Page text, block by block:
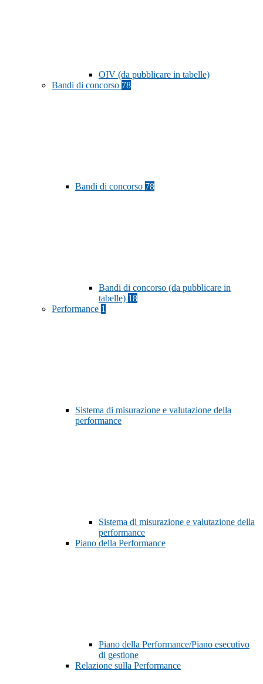
OIV (da pubblicare in tabelle)
Bandi di concorso 78
Bandi di concorso 78
Bandi di concorso (da pubblicare in
tabelle) 18
Performance 1
Sistema di misurazione e valutazione della
performance
Sistema di misurazione e valutazione della
performance
Piano della Performance
Piano della Performance/Piano esecutivo
di gestione
Relazione sulla Performance